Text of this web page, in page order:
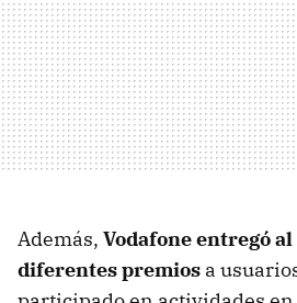
Además, Vodafone entregó
diferentes premios a